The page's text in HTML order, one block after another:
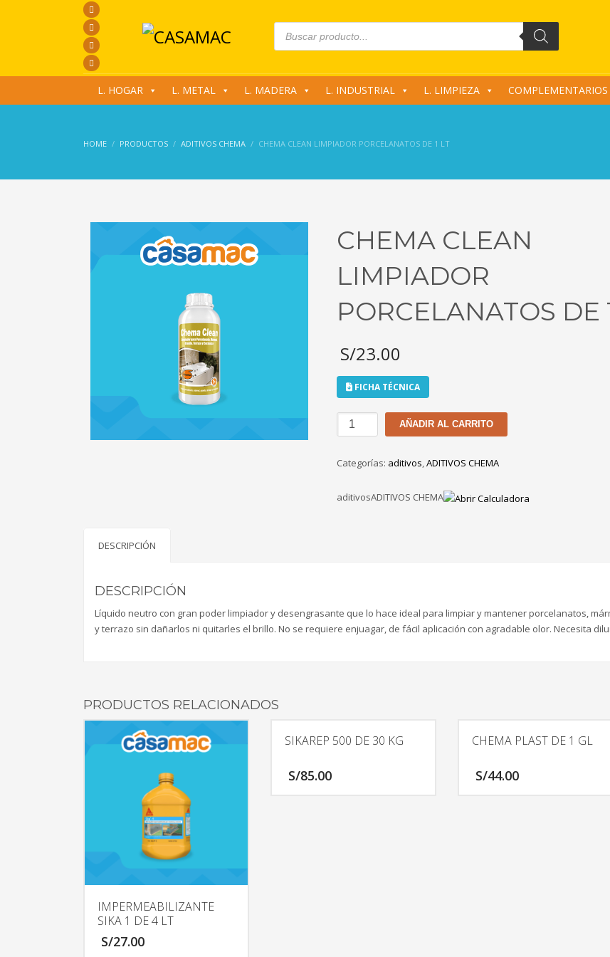
Products
search
L. HOGAR L. METAL L. MADERA L. INDUSTRIAL L. LIMPIEZA COMPLEMENTARIOS
HOME PRODUCTOS ADITIVOS CHEMA CHEMA CLEAN LIMPIADOR PORCELANATOS DE 1 LT
CHEMA CLEAN
LIMPIADOR
PORCELANATOS DE
S/23.00
FICHA TÉCNICA
CHEMA
CLEAN
PORCELANATOS
1
AÑADIR AL CARRITO
Categorías: aditivos,ADITIVOS CHEMA
aditivosADITIVOS CHEMA
DESCRIPCIÓN
DESCRIPCIÓN
Líquido neutro con gran poder limpiador y desengrasante que lo hace ideal para limpiar y mantener porcelanatos,
y terrazo sin dañarlos ni quitarles el brillo. No se requiere enjuagar, de fácil aplicación con agradable olor. Necesita
PRODUCTOS RELACIONADOS
IMPERMEABILIZANTE
SIKA 1 DE 4 LT
S/27.00
SIKAREP 500 DE 30 KG
S/85.00
CHEMA PLAST DE 1 GL
S/44.00